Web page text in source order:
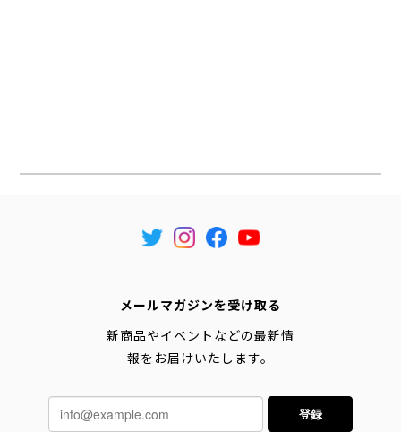
メールマガジンを受け取る
新商品やイベントなどの最新情
報をお届けいたします。
登録